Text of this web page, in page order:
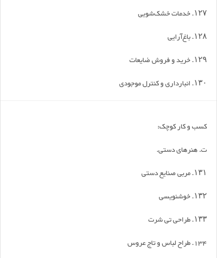
۱۲۷. خدمات خشک‌شویی
۱۲۸. باغ‌آرایی
۱۲۹. خرید و فروش ضایعات
۱۳۰. انبارداری و کنترل موجودی
کسب و کار کوچک:
ت. هنرهای دستی.
۱۳۱. مربی صنایع دستی
۱۳۲. خوشنویسی
۱۳۳. طراحی تی شرت
134. طراح لباس و تاج عروس